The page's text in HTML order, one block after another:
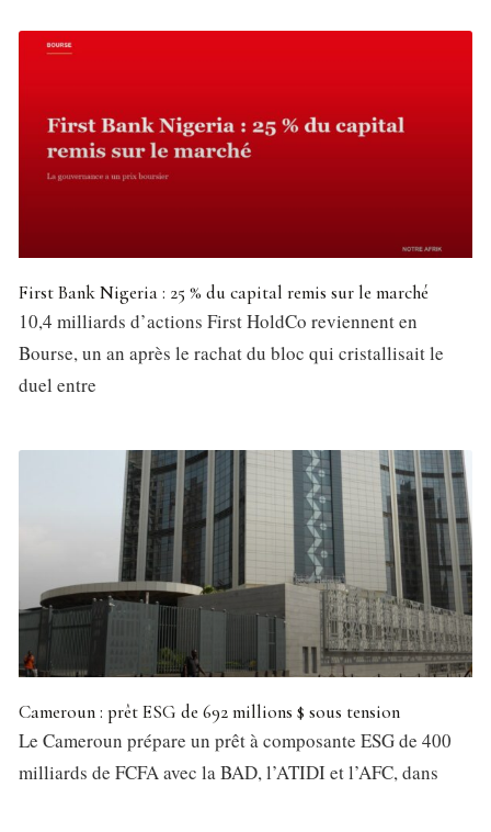
First Bank Nigeria : 25 % du capital remis sur le marché
10,4 milliards d’actions First HoldCo reviennent en
Bourse, un an après le rachat du bloc qui cristallisait le
duel entre
Cameroun : prêt ESG de 692 millions $ sous tension
Le Cameroun prépare un prêt à composante ESG de 400
milliards de FCFA avec la BAD, l’ATIDI et l’AFC, dans